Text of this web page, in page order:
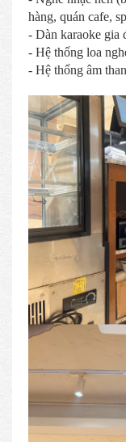
hàng, quán cafe,
- Dàn karaoke gia
- Hệ thống loa
- Hệ thống âm